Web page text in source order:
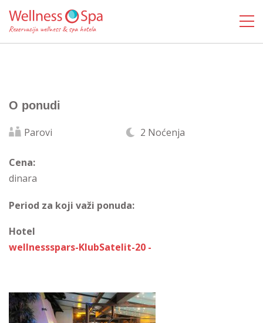
O ponudi
Parovi 2 Noćenja
Cena:
dinara
Period za koji važi ponuda:
Hotel
wellnessspars-KlubSatelit-20 -